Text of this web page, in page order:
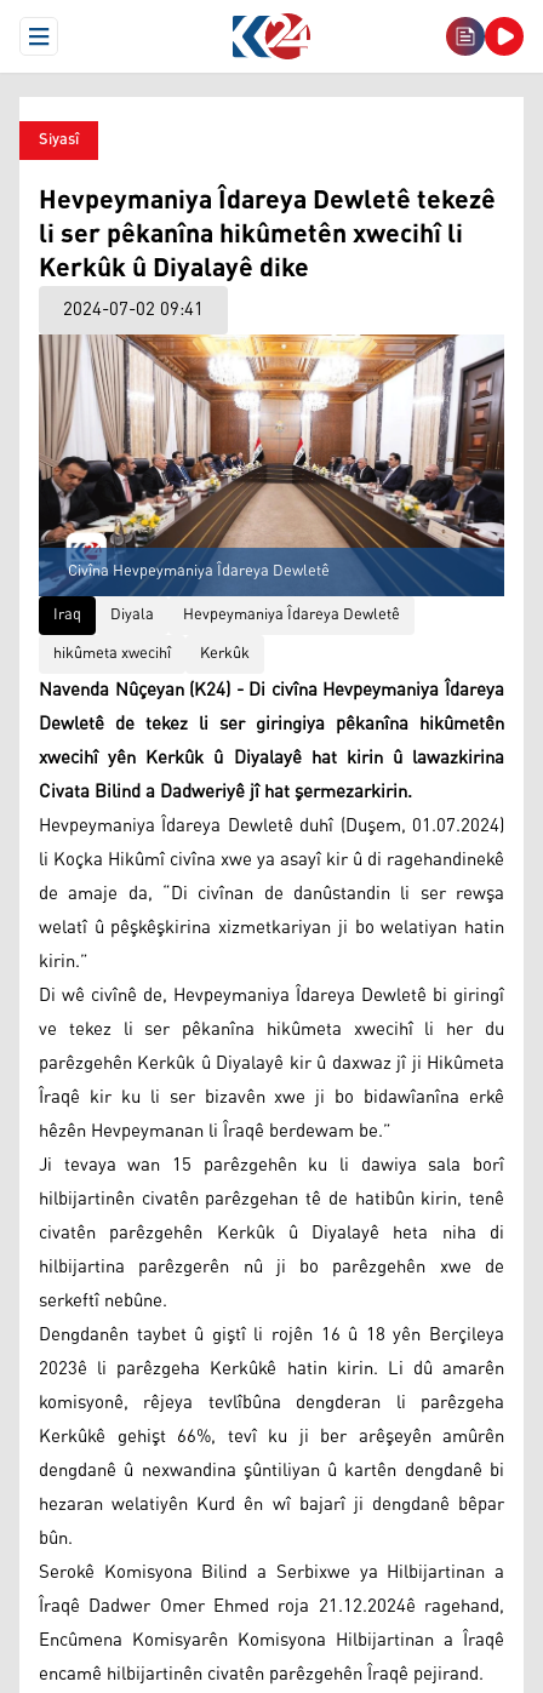
Open Menu
Siyasî
Hevpeymaniya Îdareya Dewletê tekezê
li ser pêkanîna hikûmetên xwecihî li
Kerkûk û Diyalayê dike
2024-07-02 09:41
Civîna Hevpeymaniya Îdareya Dewletê
Iraq
Diyala
Hevpeymaniya Îdareya Dewletê
hikûmeta xwecihî
Kerkûk
Navenda Nûçeyan (K24) - Di civîna Hevpeymaniya Îdareya
Dewletê de tekez li ser giringiya pêkanîna hikûmetên
xwecihî yên Kerkûk û Diyalayê hat kirin û lawazkirina
Civata Bilind a Dadweriyê jî hat şermezarkirin.
Hevpeymaniya Îdareya Dewletê duhî (Duşem, 01.07.2024)
li Koçka Hikûmî civîna xwe ya asayî kir û di ragehandinekê
de amaje da, “Di civînan de danûstandin li ser rewşa
welatî û pêşkêşkirina xizmetkariyan ji bo welatiyan hatin
kirin.”
Di wê civînê de, Hevpeymaniya Îdareya Dewletê bi giringî
ve tekez li ser pêkanîna hikûmeta xwecihî li her du
parêzgehên Kerkûk û Diyalayê kir û daxwaz jî ji Hikûmeta
Îraqê kir ku li ser bizavên xwe ji bo bidawîanîna erkê
hêzên Hevpeymanan li Îraqê berdewam be.”
Ji tevaya wan 15 parêzgehên ku li dawiya sala borî
hilbijartinên civatên parêzgehan tê de hatibûn kirin, tenê
civatên parêzgehên Kerkûk û Diyalayê heta niha di
hilbijartina parêzgerên nû ji bo parêzgehên xwe de
serkeftî nebûne.
Dengdanên taybet û giştî li rojên 16 û 18 yên Berçileya
2023ê li parêzgeha Kerkûkê hatin kirin. Li dû amarên
komisyonê, rêjeya tevlîbûna dengderan li parêzgeha
Kerkûkê gehişt 66%, tevî ku ji ber arêşeyên amûrên
dengdanê û nexwandina şûntiliyan û kartên dengdanê bi
hezaran welatiyên Kurd ên wî bajarî ji dengdanê bêpar
bûn.
Serokê Komisyona Bilind a Serbixwe ya Hilbijartinan a
Îraqê Dadwer Omer Ehmed roja 21.12.2024ê ragehand,
Encûmena Komisyarên Komisyona Hilbijartinan a Îraqê
encamê hilbijartinên civatên parêzgehên Îraqê pejirand.